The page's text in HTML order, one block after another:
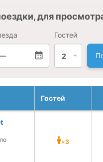
для
Гостей
2
Гостей
×3